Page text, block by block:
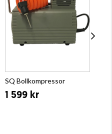
SQ Bollkompressor
1 599 kr